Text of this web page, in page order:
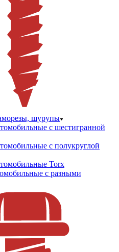
шурупы
с шестигранной
с полукруглой
Torx
с разными